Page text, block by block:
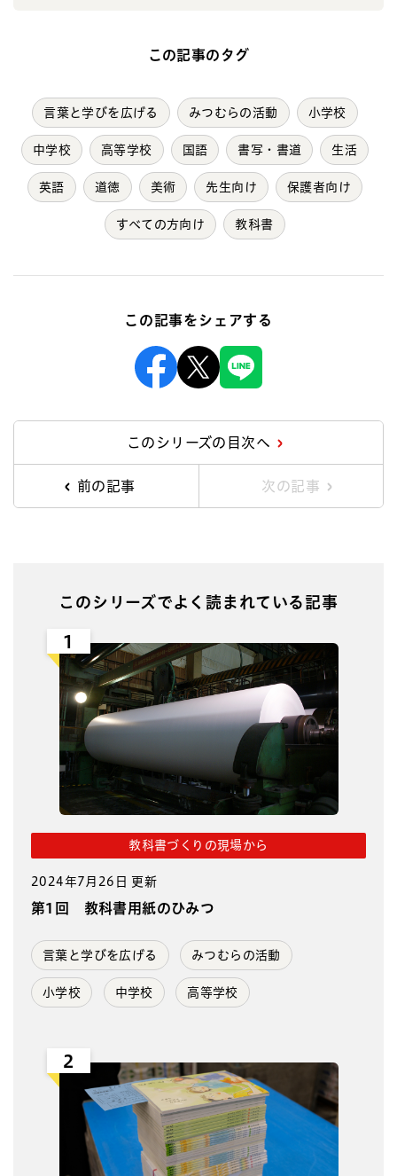
この記事のタグ
言葉と学びを広げる みつむらの活動 小学校
中学校 高等学校 国語 書写・書道 生活
英語 道徳 美術 先生向け 保護者向け
すべての方向け 教科書
この記事をシェアする
このシリーズの目次へ
前の記事 次の記事
このシリーズでよく読まれている記事
1
教科書づくりの現場から
2024年7月26日 更新
第1回 教科書用紙のひみつ
言葉と学びを広げる みつむらの活動
小学校 中学校 高等学校
2